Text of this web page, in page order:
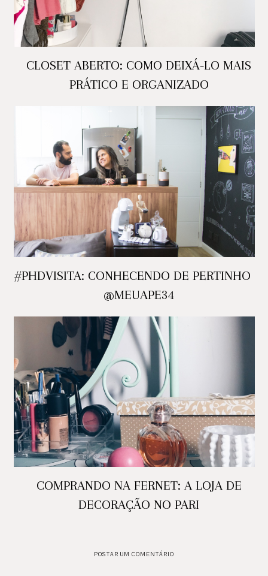
CLOSET ABERTO: COMO DEIXÁ-LO MAIS
PRÁTICO E ORGANIZADO
#PHDVISITA: CONHECENDO DE PERTINHO O
@MEUAPE34
COMPRANDO NA FERNET: A LOJA DE
DECORAÇÃO NO PARI
POSTAR UM COMENTÁRIO